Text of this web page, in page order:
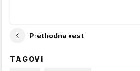
Prethodna vest
TAGOVI